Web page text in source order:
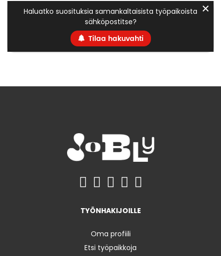
Haluatko suosituksia samankaltaisista työpaikoista
sähköpostitse?
Tilaa hakuvahti
✕
TYÖNHAKIJOILLE
Oma profiili
Etsi työpaikkoja